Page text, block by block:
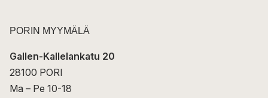
PORIN MYYMÄLÄ
Gallen-Kallelankatu 20
28100 PORI
Ma – Pe 10-18